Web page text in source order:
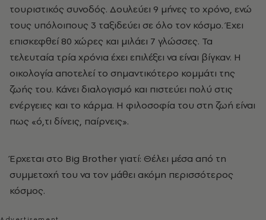
τουριστικός συνοδός. Δουλεύει 9 μήνες το χρόνο, ενώ
τους υπόλοιπους 3 ταξιδεύει σε όλο τον κόσμο. Έχει
επισκεφθεί 80 χώρες και μιλάει 7 γλώσσες. Τα
τελευταία τρία χρόνια έχει επιλέξει να είναι βίγκαν. Η
οικολογία αποτελεί το σημαντικότερο κομμάτι της
ζωής του. Κάνει διαλογισμό και πιστεύει πολύ στις
ενέργειες και το κάρμα. Η φιλοσοφία του στη ζωή είναι
πως «ό,τι δίνεις, παίρνεις».
Έρχεται στο Big Brother γιατί: Θέλει μέσα από τη
συμμετοχή του να τον μάθει ακόμη περισσότερος
κόσμος.